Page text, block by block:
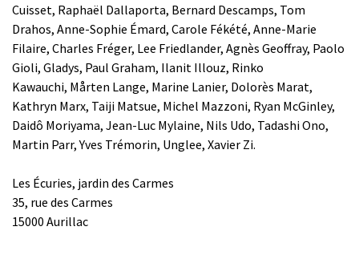
Cuisset, Raphaël Dallaporta, Bernard Descamps, Tom
Drahos, Anne-Sophie Émard, Carole Fékété, Anne-Marie
Filaire, Charles Fréger, Lee Friedlander, Agnès Geoffray, Paolo
Gioli, Gladys, Paul Graham, Ilanit Illouz, Rinko
Kawauchi, Mårten Lange, Marine Lanier, Dolorès Marat,
Kathryn Marx, Taiji Matsue, Michel Mazzoni, Ryan McGinley,
Daidô Moriyama, Jean-Luc Mylaine, Nils Udo, Tadashi Ono,
Martin Parr, Yves Trémorin, Unglee, Xavier Zi.
Les Écuries, jardin des Carmes
35, rue des Carmes
15000 Aurillac